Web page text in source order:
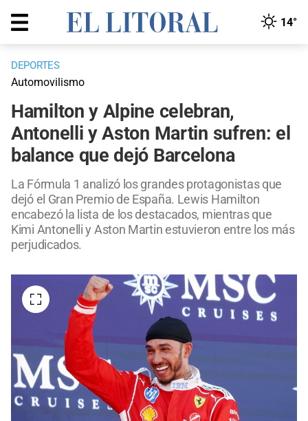
14°
DEPORTES
Automovilismo
Hamilton y Alpine celebran,
Antonelli y Aston Martin sufren: el
balance que dejó Barcelona
La Fórmula 1 analizó los grandes protagonistas que
dejó el Gran Premio de España. Lewis Hamilton
encabezó la lista de los destacados, mientras que
Kimi Antonelli y Aston Martin estuvieron entre los más
perjudicados.